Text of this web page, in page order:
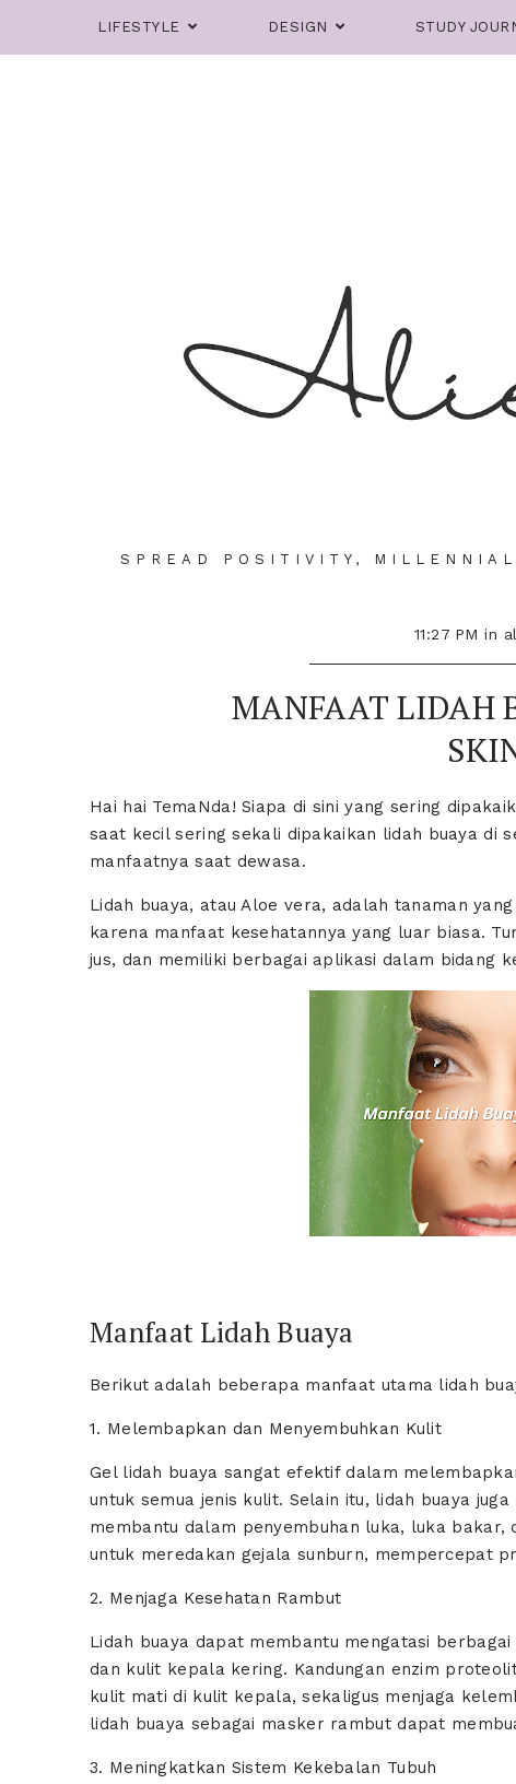
LIFESTYLE DESIGN STUDY
SPREAD POSITIVITY,
11:27 PMin
MANFAAT LIDAH
Hai hai TemaNda! Siapa di sini yang sering
saat kecil sering sekali dipakaikan lidah buaya di
manfaatnya saat dewasa.
Lidah buaya, atau Aloe vera, adalah tanaman
karena manfaat kesehatannya yang luar biasa.
jus, dan memiliki berbagai aplikasi dalam bidang
Manfaat Lidah Buaya
Berikut adalah beberapa manfaat utama lidah
1. Melembapkan dan Menyembuhkan Kulit
Gel lidah buaya sangat efektif dalam
untuk semua jenis kulit. Selain itu, lidah buaya
membantu dalam penyembuhan luka, luka
untuk meredakan gejala sunburn, mempercepat
2. Menjaga Kesehatan Rambut
Lidah buaya dapat membantu mengatasi
dan kulit kepala kering. Kandungan enzim
kulit mati di kulit kepala, sekaligus menjaga
lidah buaya sebagai masker rambut dapat
3. Meningkatkan Sistem Kekebalan Tubuh